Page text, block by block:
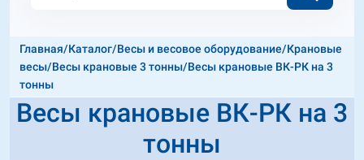
Главная/Каталог/Весы и весовое оборудование/Крановые
весы/Весы крановые 3 тонны/Весы крановые ВК-РК на 3
тонны
Весы крановые ВК-РК на 3
тонны